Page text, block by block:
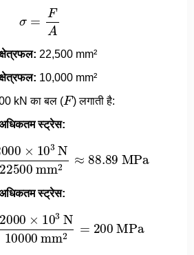
A
22,500 mm²
10,000 mm²
kN का बल (
F
) लगाती है:
स्ट्रेस:
103 22500
स्ट्रेस:
×103 10000